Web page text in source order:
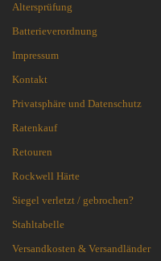
Altersprüfung
Batterieverordnung
Impressum
Kontakt
Privatsphäre und Datenschutz
Ratenkauf
Retouren
Rockwell Härte
Siegel verletzt / gebrochen?
Stahltabelle
Versandkosten & Versandländer